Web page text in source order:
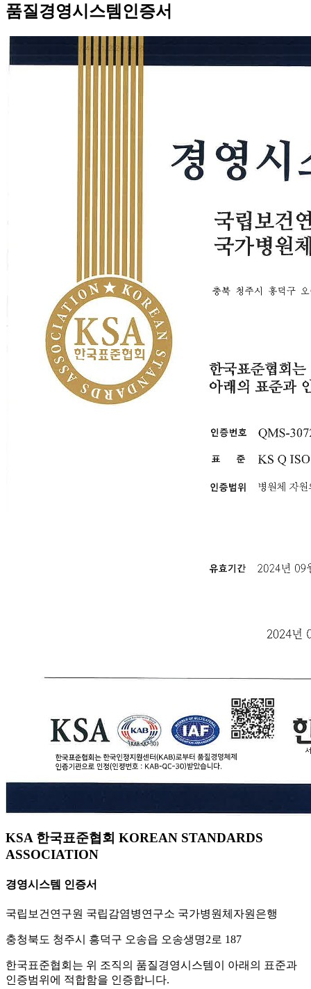
품질경영시스템인증서
KSA 한국표준협회 KOREAN STANDARDS
ASSOCIATION
경영시스템 인증서
국립보건연구원 국립감염병연구소 국가병원체자원은행
충청북도 청주시 흥덕구 오송읍 오송생명2로 187
한국표준협회는 위 조직의 품질경영시스템이 아래의 표준과
인증범위에 적합함을 인증합니다.